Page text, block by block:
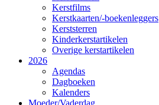
Kerstfilms
Kerstkaarten/-boekenleggers
Kerststerren
Kinderkerstartikelen
Overige kerstartikelen
2026
Agendas
Dagboeken
Kalenders
Moeder/Vaderdag